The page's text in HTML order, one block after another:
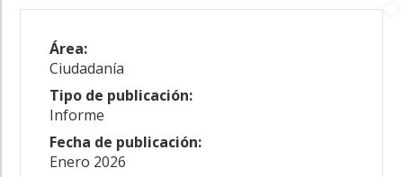
Área:
Ciudadanía
Tipo de publicación:
Informe
Fecha de publicación:
Enero 2026